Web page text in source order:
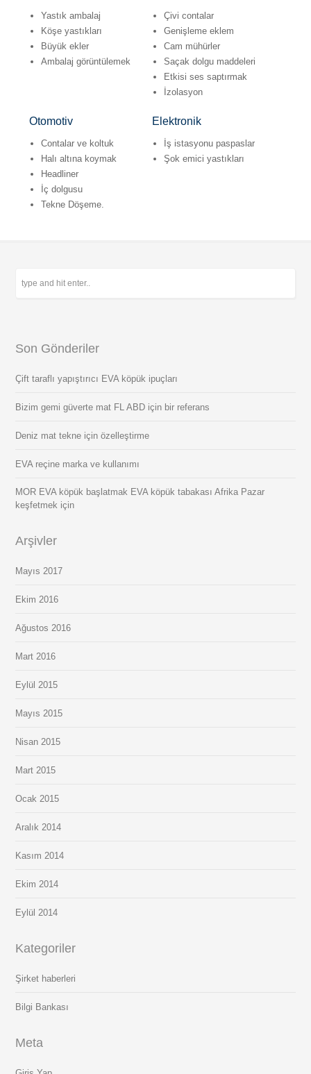
Yastık ambalaj
Köşe yastıkları
Büyük ekler
Ambalaj görüntülemek
Çivi contalar
Genişleme eklem
Cam mühürler
Saçak dolgu maddeleri
Etkisi ses saptırmak
İzolasyon
Otomotiv
Contalar ve koltuk
Halı altına koymak
Headliner
İç dolgusu
Tekne Döşeme.
Elektronik
İş istasyonu paspaslar
Şok emici yastıkları
Son Gönderiler
Çift taraflı yapıştırıcı EVA köpük ipuçları
Bizim gemi güverte mat FL ABD için bir referans
Deniz mat tekne için özelleştirme
EVA reçine marka ve kullanımı
MOR EVA köpük başlatmak EVA köpük tabakası Afrika Pazar
keşfetmek için
Arşivler
Mayıs 2017
Ekim 2016
Ağustos 2016
Mart 2016
Eylül 2015
Mayıs 2015
Nisan 2015
Mart 2015
Ocak 2015
Aralık 2014
Kasım 2014
Ekim 2014
Eylül 2014
Kategoriler
Şirket haberleri
Bilgi Bankası
Meta